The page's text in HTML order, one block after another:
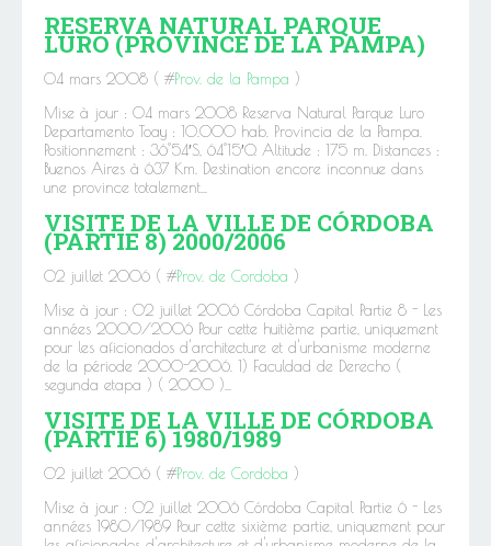
RESERVA NATURAL PARQUE
LURO (PROVINCE DE LA PAMPA)
04 mars 2008 ( #Prov. de la Pampa )
Mise à jour : 04 mars 2008 Reserva Natural Parque Luro
Departamento Toay : 10.000 hab. Provincia de la Pampa.
Positionnement : 36°54′S, 64°15′O. Altitude : 175 m. Distances :
Buenos Aires à 637 Km. Destination encore inconnue dans
une province totalement...
VISITE DE LA VILLE DE CÓRDOBA
(PARTIE 8) 2000/2006
02 juillet 2006 ( #Prov. de Cordoba )
Mise à jour : 02 juillet 2006 Córdoba Capital Partie 8 - Les
années 2000/2006 Pour cette huitième partie, uniquement
pour les aficionados d'architecture et d'urbanisme moderne
de la période 2000-2006. 1) Faculdad de Derecho (
segunda etapa ) ( 2000 )...
VISITE DE LA VILLE DE CÓRDOBA
(PARTIE 6) 1980/1989
02 juillet 2006 ( #Prov. de Cordoba )
Mise à jour : 02 juillet 2006 Córdoba Capital Partie 6 - Les
années 1980/1989 Pour cette sixième partie, uniquement pour